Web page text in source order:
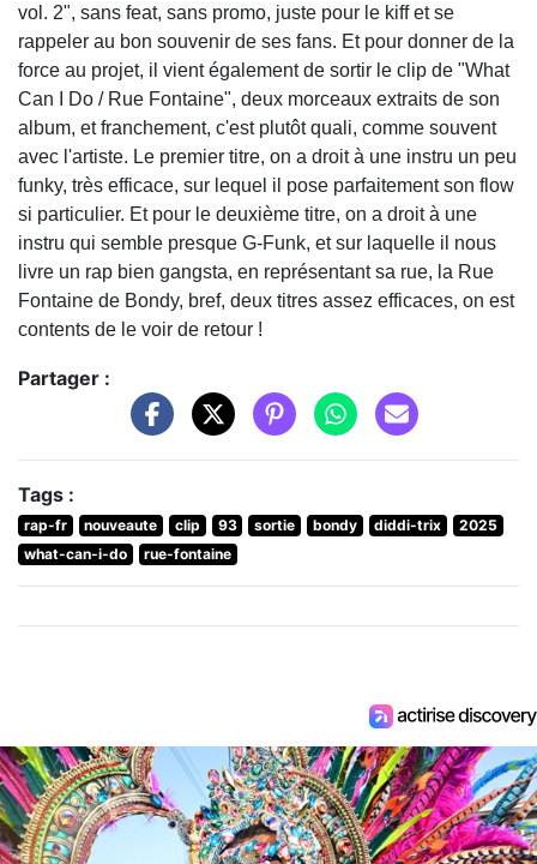
vol. 2", sans feat, sans promo, juste pour le kiff et se
rappeler au bon souvenir de ses fans. Et pour donner de la
force au projet, il vient également de sortir le clip de "What
Can I Do / Rue Fontaine", deux morceaux extraits de son
album, et franchement, c'est plutôt quali, comme souvent
avec l'artiste. Le premier titre, on a droit à une instru un peu
funky, très efficace, sur lequel il pose parfaitement son flow
si particulier. Et pour le deuxième titre, on a droit à une
instru qui semble presque G-Funk, et sur laquelle il nous
livre un rap bien gangsta, en représentant sa rue, la Rue
Fontaine de Bondy, bref, deux titres assez efficaces, on est
contents de le voir de retour !
Partager :
Tags :
rap-fr nouveaute clip 93 sortie bondy diddi-trix
2025
what-can-i-do
rue-fontaine